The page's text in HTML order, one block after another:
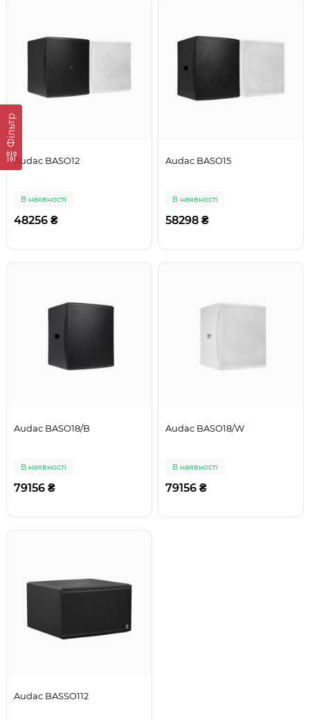
Фільтр
Audac BASO12
В наявності
48256 ₴
Audac BASO15
В наявності
58298 ₴
Audac BASO18/B
В наявності
79156 ₴
Audac BASO18/W
В наявності
79156 ₴
Audac BASSO112